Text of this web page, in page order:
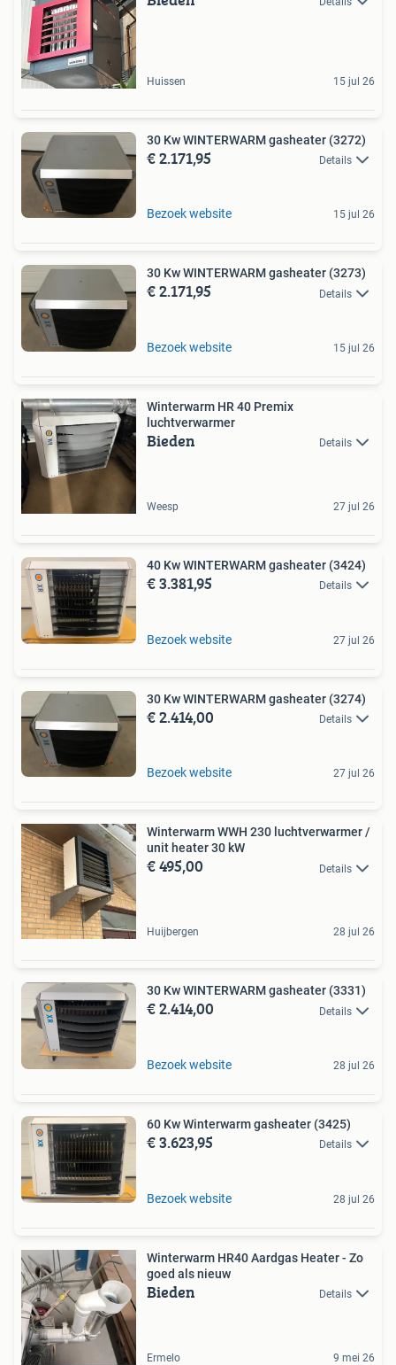
Huissen 15 jul 26
30 Kw WINTERWARM gasheater (3272)
€ 2.171,95 Details
Bezoek website 15 jul 26
30 Kw WINTERWARM gasheater (3273)
€ 2.171,95 Details
Bezoek website 15 jul 26
Winterwarm HR 40 Premix
luchtverwarmer
Bieden Details
Weesp 27 jul 26
40 Kw WINTERWARM gasheater (3424)
€ 3.381,95 Details
Bezoek website 27 jul 26
30 Kw WINTERWARM gasheater (3274)
€ 2.414,00 Details
Bezoek website 27 jul 26
Winterwarm WWH 230 luchtverwarmer /
unit heater 30 kW
€ 495,00 Details
Huijbergen 28 jul 26
30 Kw WINTERWARM gasheater (3331)
€ 2.414,00 Details
Bezoek website 28 jul 26
60 Kw Winterwarm gasheater (3425)
€ 3.623,95 Details
Bezoek website 28 jul 26
Winterwarm HR40 Aardgas Heater - Zo
goed als nieuw
Bieden Details
Ermelo 9 mei 26